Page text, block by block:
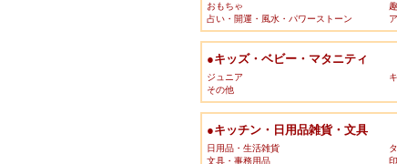
おもちゃ
占い・開運・風水・パワーストーン
●キッズ・ベビー・マタニティ
ジュニア
その他
●キッチン・日用品雑貨・文具
日用品・生活雑貨
文具・事務用品